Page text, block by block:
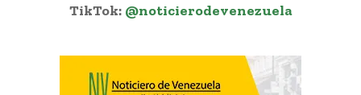
TikTok: @noticierodevenezuela